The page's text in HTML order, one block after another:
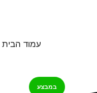
עמוד הבית
במבצע